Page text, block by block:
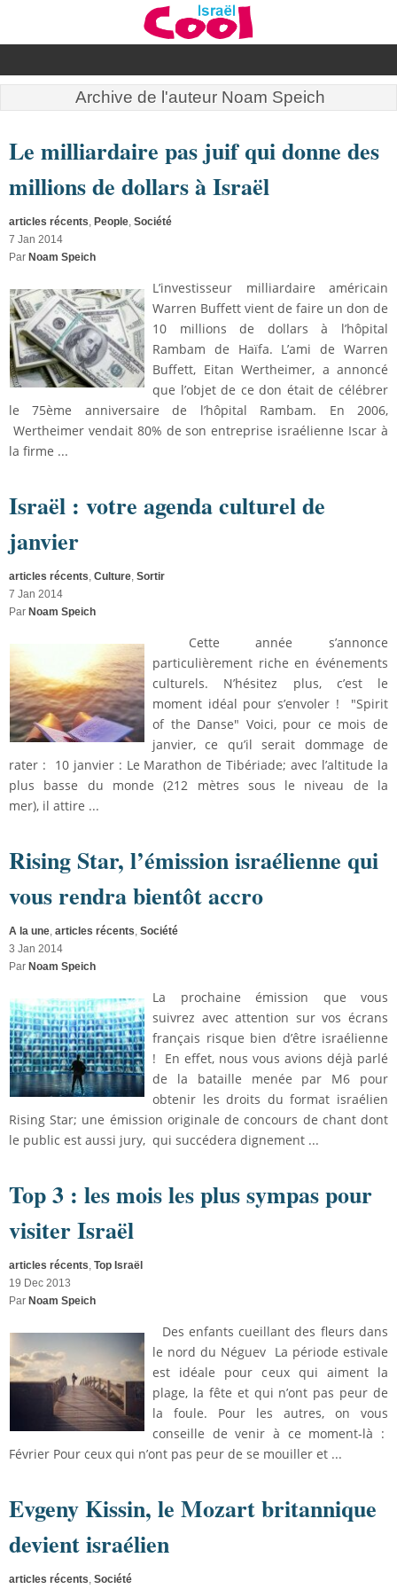
Archive de l'auteur Noam Speich
Le milliardaire pas juif qui donne des
millions de dollars à Israël
articles récents, People, Société
7 Jan 2014
Par Noam Speich
L’investisseur milliardaire américain
Warren Buffett vient de faire un don de
10 millions de dollars à l’hôpital
Rambam de Haïfa. L’ami de Warren
Buffett, Eitan Wertheimer, a annoncé
que l’objet de ce don était de célébrer
le 75ème anniversaire de l’hôpital Rambam. En 2006,
Wertheimer vendait 80% de son entreprise israélienne Iscar à
la firme ...
Israël : votre agenda culturel de
janvier
articles récents, Culture, Sortir
7 Jan 2014
Par Noam Speich
Cette année s’annonce
particulièrement riche en événements
culturels. N’hésitez plus, c’est le
moment idéal pour s’envoler ! "Spirit
of the Danse" Voici, pour ce mois de
janvier, ce qu’il serait dommage de
rater : 10 janvier : Le Marathon de Tibériade; avec l’altitude la
plus basse du monde (212 mètres sous le niveau de la
mer), il attire ...
Rising Star, l’émission israélienne qui
vous rendra bientôt accro
A la une, articles récents, Société
3 Jan 2014
Par Noam Speich
La prochaine émission que vous
suivrez avec attention sur vos écrans
français risque bien d’être israélienne
! En effet, nous vous avions déjà parlé
de la bataille menée par M6 pour
obtenir les droits du format israélien
Rising Star; une émission originale de concours de chant dont
le public est aussi jury, qui succédera dignement ...
Top 3 : les mois les plus sympas pour
visiter Israël
articles récents, Top Israël
19 Dec 2013
Par Noam Speich
Des enfants cueillant des fleurs dans
le nord du Néguev La période estivale
est idéale pour ceux qui aiment la
plage, la fête et qui n’ont pas peur de
la foule. Pour les autres, on vous
conseille de venir à ce moment-là :
Février Pour ceux qui n’ont pas peur de se mouiller et ...
Evgeny Kissin, le Mozart britannique
devient israélien
articles récents, Société